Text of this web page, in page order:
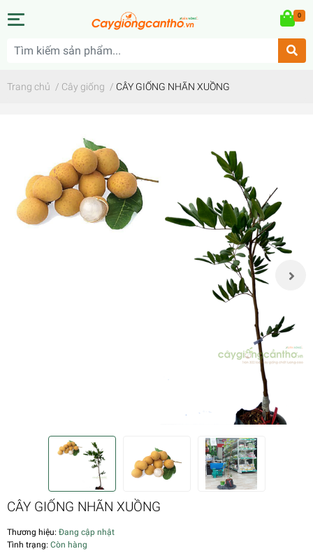
0
Trang chủ / Cây giống / CÂY GIỐNG NHÃN XUỒNG
CÂY GIỐNG NHÃN XUỒNG
Thương hiệu: Đang cập nhật
Tình trạng: Còn hàng